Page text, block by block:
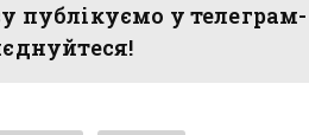
публікуємо у телеграм-